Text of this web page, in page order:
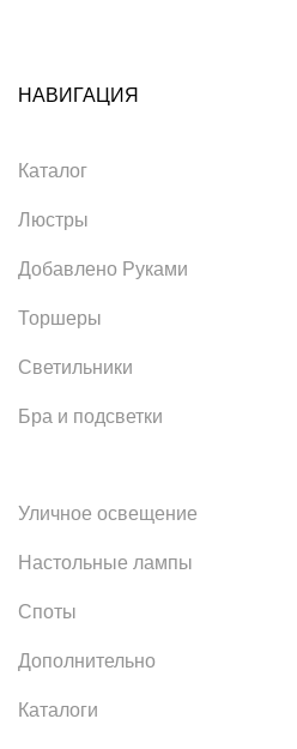
НАВИГАЦИЯ
Каталог
Люстры
Добавлено Руками
Торшеры
Светильники
Бра и подсветки
Уличное освещение
Настольные лампы
Споты
Дополнительно
Каталоги